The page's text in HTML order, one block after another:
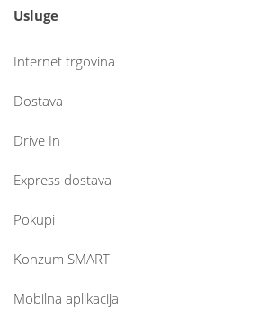
Usluge
Internet trgovina
Dostava
Drive In
Express dostava
Pokupi
Konzum SMART
Mobilna aplikacija